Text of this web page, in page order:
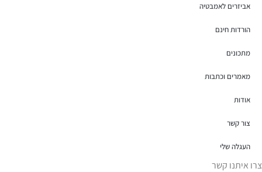
אביזרים לאמבטיה
הורדות חינם
מתכונים
מאמרים וכתבות
אודות
צור קשר
העגלה שלי
צרו איתנו קשר